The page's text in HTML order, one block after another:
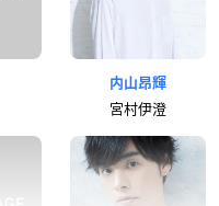
内山昂輝
宮村伊澄